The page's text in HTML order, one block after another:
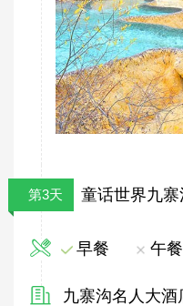
第3天 童话世界九
早餐 午餐
九寨沟名人大酒